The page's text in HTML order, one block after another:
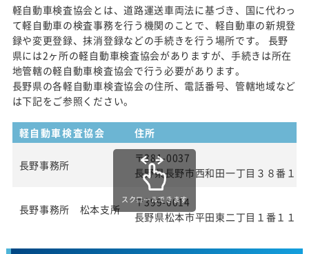
軽自動車検査協会とは、道路運送車両法に基づき、国に代わっ
て軽自動車の検査事務を行う機関のことで、軽自動車の新規登
録や変更登録、抹消登録などの手続きを行う場所です。 長野
県には2ヶ所の軽自動車検査協会がありますが、手続きは所在
地管轄の軽自動車検査協会で行う必要があります。
長野県の各軽自動車検査協会の住所、電話番号、管轄地域など
は下記をご参照ください。
軽自動車検査協会 住所
長野事務所
〒381-0037
長野県長野市西和田一丁目３８番１号
長野事務所 松本支所
〒399-0014
長野県松本市平田東二丁目１番１１号
スクロールできます